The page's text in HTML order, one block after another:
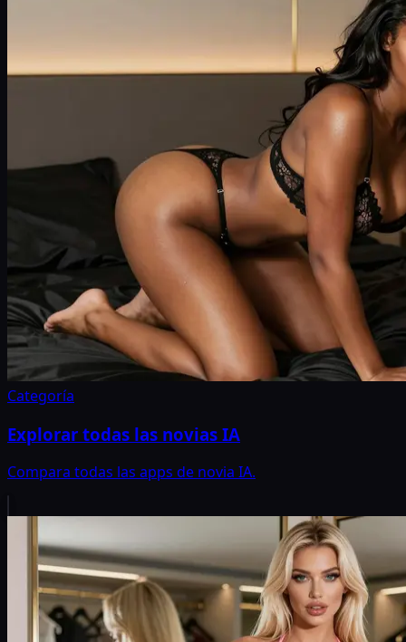
Categoría
Explorar todas las novias IA
Compara todas las apps de novia IA.